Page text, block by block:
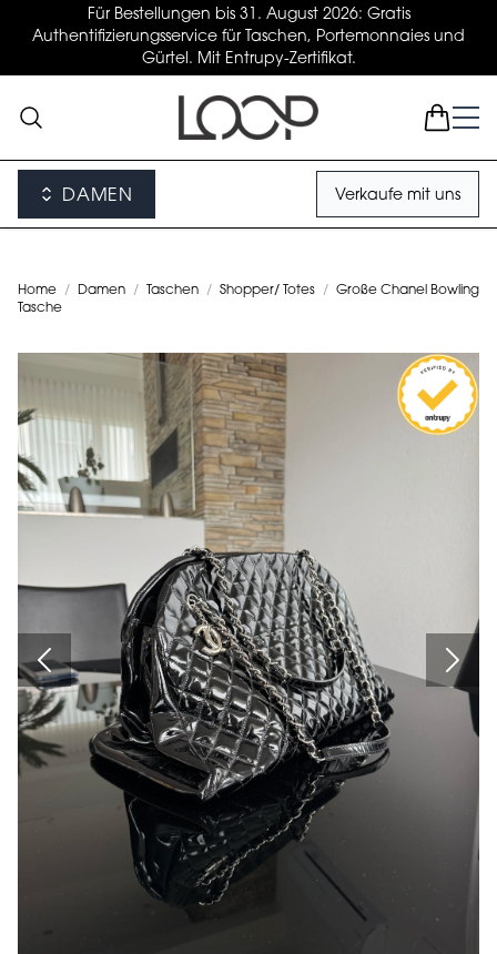
Für Bestellungen bis 31. August 2026: Gratis
Authentifizierungsservice für Taschen, Portemonnaies und
Gürtel. Mit Entrupy-Zertifikat.
DAMEN Verkaufe mit uns
Home / Damen / Taschen / Shopper/ Totes / Große Chanel Bowling
Tasche